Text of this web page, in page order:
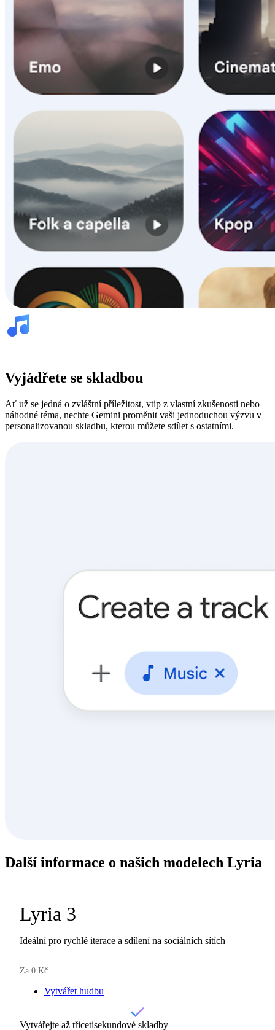
Vyjádřete se skladbou
Ať už se jedná o zvláštní příležitost, vtip z vlastní zkušenosti nebo
náhodné téma, nechte Gemini proměnit vaši jednoduchou výzvu v
personalizovanou skladbu, kterou můžete sdílet s ostatními.
Další informace o našich modelech Lyria
Lyria 3
Ideální pro rychlé iterace a sdílení na sociálních sítích
Za 0 Kč
Vytvářet hudbu
Vytvářejte až třicetisekundové skladby